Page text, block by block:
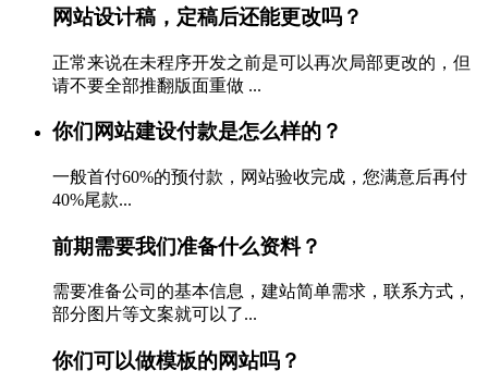
网站设计稿，定稿后还能更改吗？
正常来说在未程序开发之前是可以再次局部更改的，但
请不要全部推翻版面重做 ...
你们网站建设付款是怎么样的？
一般首付60%的预付款，网站验收完成，您满意后再付
40%尾款...
前期需要我们准备什么资料？
需要准备公司的基本信息，建站简单需求，联系方式，
部分图片等文案就可以了...
你们可以做模板的网站吗？